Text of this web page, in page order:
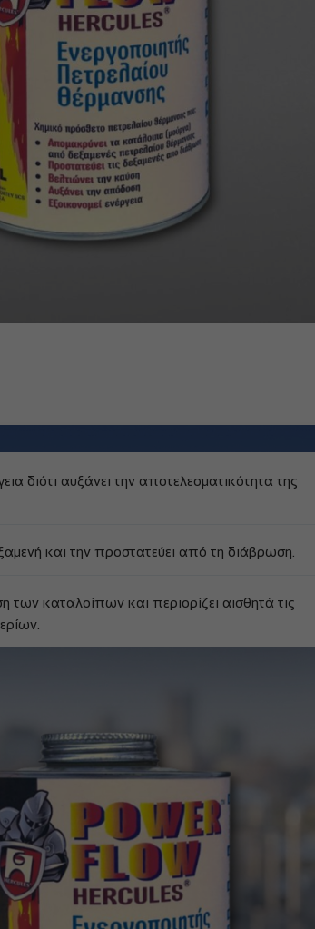
διότι αυξάνει την αποτελεσματικότητα της
και την προστατεύει από τη διάβρωση.
των καταλοίπων και περιορίζει αισθητά τις